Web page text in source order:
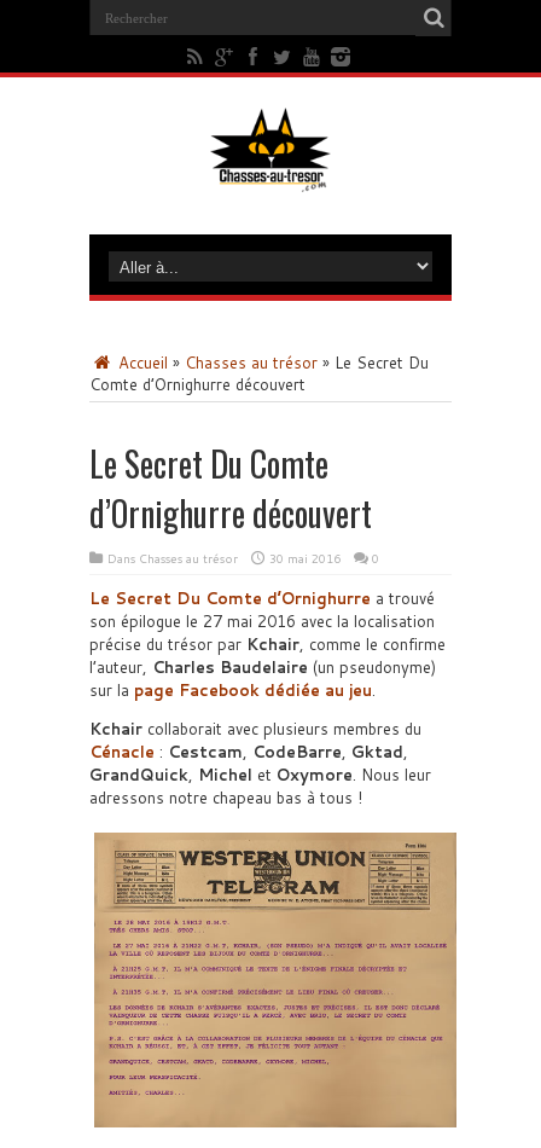
Accueil » Chasses au trésor » Le Secret Du
Comte d’Ornighurre découvert
Le Secret Du Comte
d’Ornighurre découvert
Dans Chasses au trésor 30 mai 2016 0
Le Secret Du Comte d’Ornighurre a trouvé
son épilogue le 27 mai 2016 avec la localisation
précise du trésor par Kchair, comme le confirme
l’auteur, Charles Baudelaire (un pseudonyme)
sur la page Facebook dédiée au jeu.
Kchair collaborait avec plusieurs membres du
Cénacle : Cestcam, CodeBarre, Gktad,
GrandQuick, Michel et Oxymore. Nous leur
adressons notre chapeau bas à tous !